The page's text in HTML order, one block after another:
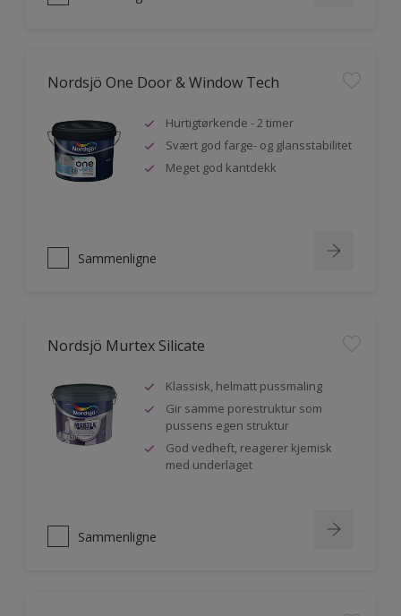
Nordsjö One Door & Window Tech
Hurtigtørkende - 2 timer
Svært god farge- og glansstabilitet
Meget god kantdekk
Sammenligne
Nordsjö Murtex Silicate
Klassisk, helmatt pussmaling
Gir samme porestruktur som
pussens egen struktur
God vedheft, reagerer kjemisk
med underlaget
Sammenligne